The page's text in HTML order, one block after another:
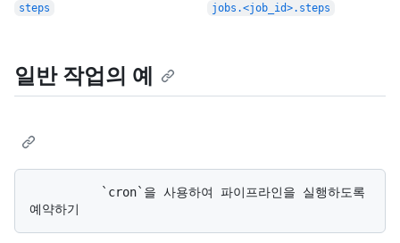
steps jobs.<job_id>.steps
일반 작업의 예